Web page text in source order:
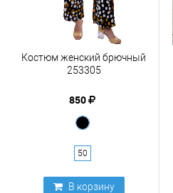
Костюм женский брючный
253305
850
50
В корзину